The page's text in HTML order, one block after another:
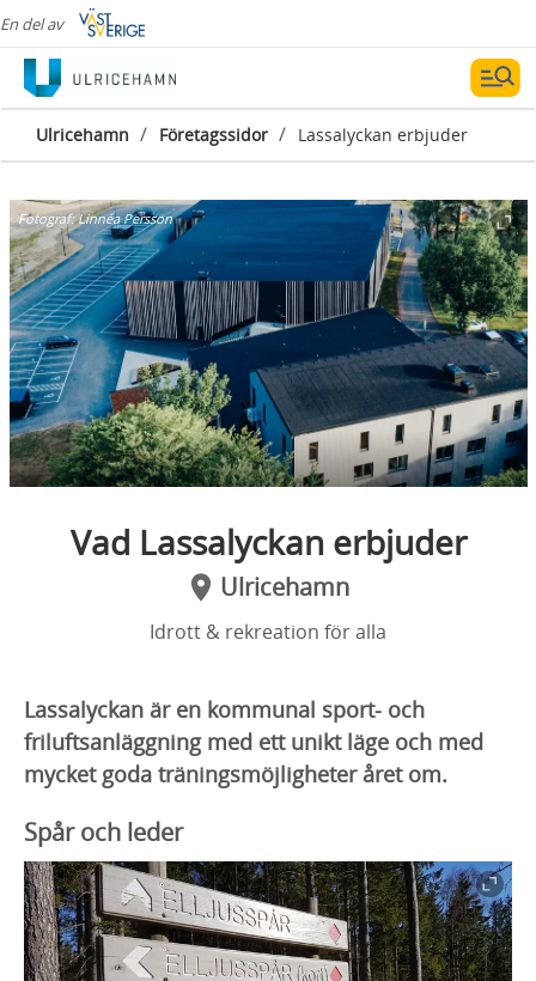
En del av
Ulricehamn / Företagssidor / Lassalyckan erbjuder
Fotograf:Linnéa Persson
Vad Lassalyckan erbjuder
Ulricehamn
Idrott & rekreation för alla
Lassalyckan är en kommunal sport- och
friluftsanläggning med ett unikt läge och med
mycket goda träningsmöjligheter året om.
Spår och leder